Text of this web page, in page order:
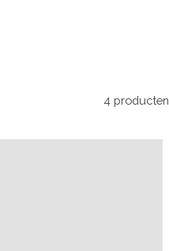
4 producten